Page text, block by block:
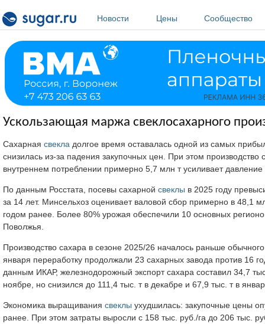
Новости
Цены Сообщество
Ускользающая маржа свеклосахарного
Сахарная свекла долгое время оставалась одной из самых
снизилась из-за падения закупочных цен. При этом
внутреннем потреблении примерно 5,7 млн т усиливает
По данным Росстата, посевы сахарной свеклы в 2025 году
за 14 лет. Минсельхоз оценивает валовой сбор примерно в 48,1
годом ранее. Более 80% урожая обеспечили 10 основных
Поволжья.
Производство сахара в сезоне 2025/26 началось раньше
января переработку продолжали 23 сахарных завода против 16
данным ИКАР, железнодорожный экспорт сахара составил 34,7
ноябре, но снизился до 111,4 тыс. т в декабре и 67,9 тыс. т в
Экономика выращивания свеклы ухудшилась: закупочные цены
ранее. При этом затраты выросли с 158 тыс. руб./га до 206 тыс.